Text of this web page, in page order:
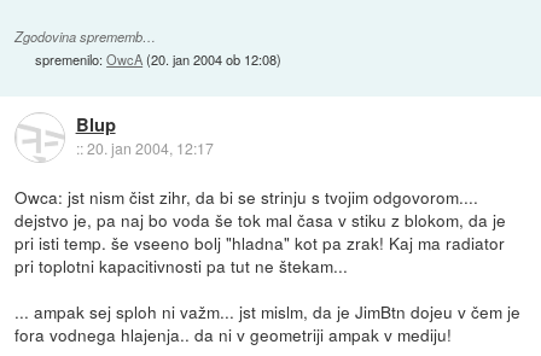
Zgodovina sprememb…
spremenilo:OwcA(20. jan 2004 ob 12:08)
Blup
::20. jan 2004, 12:17
Owca: jst nism čist zihr, da bi se strinju s tvojim odgovorom....
dejstvo je, pa naj bo voda še tok mal časa v stiku z blokom, da je
pri isti temp. še vseeno bolj "hladna" kot pa zrak! Kaj ma radiator
pri toplotni kapacitivnosti pa tut ne štekam...
... ampak sej sploh ni važm... jst mislm, da je JimBtn dojeu v čem je
fora vodnega hlajenja.. da ni v geometriji ampak v mediju!